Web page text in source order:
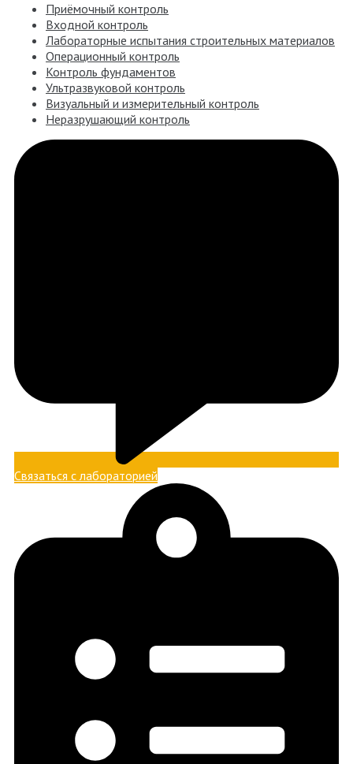
Приёмочный контроль
Входной контроль
Лабораторные испытания строительных материалов
Операционный контроль
Контроль фундаментов
Ультразвуковой контроль
Визуальный и измерительный контроль
Неразрушающий контроль
Связаться с лабораторией